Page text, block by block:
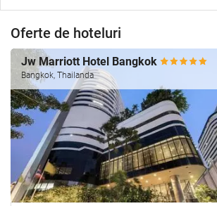
Oferte de hoteluri
Jw Marriott Hotel Bangkok
Bangkok, Thailanda